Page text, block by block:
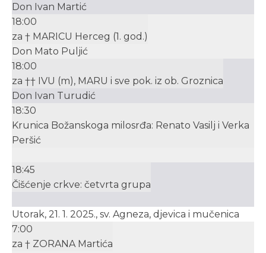
Don Ivan Martić
18:00
za † MARICU Herceg (1. god.)
Don Mato Puljić
18:00
za †† IVU (m), MARU i sve pok. iz ob. Groznica
Don Ivan Turudić
18:30
Krunica Božanskoga milosrđa: Renato Vasilj i Verka
Peršić
18:45
Čišćenje crkve: četvrta grupa
Utorak, 21. 1. 2025., sv. Agneza, djevica i mučenica
7:00
za † ZORANA Martića